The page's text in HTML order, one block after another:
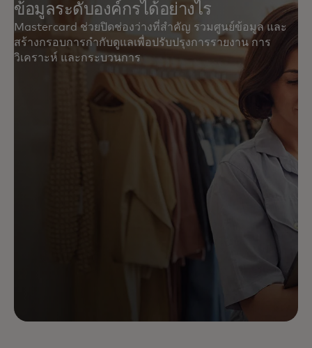
ข้อมูลระดับองค์กรได้อย่างไร
Mastercard ช่วยปิดช่องว่างที่สำคัญ รวมศูนย์ข้อมูล และ
สร้างกรอบการกำกับดูแลเพื่อปรับปรุงการรายงาน การ
วิเคราะห์ และกระบวนการ